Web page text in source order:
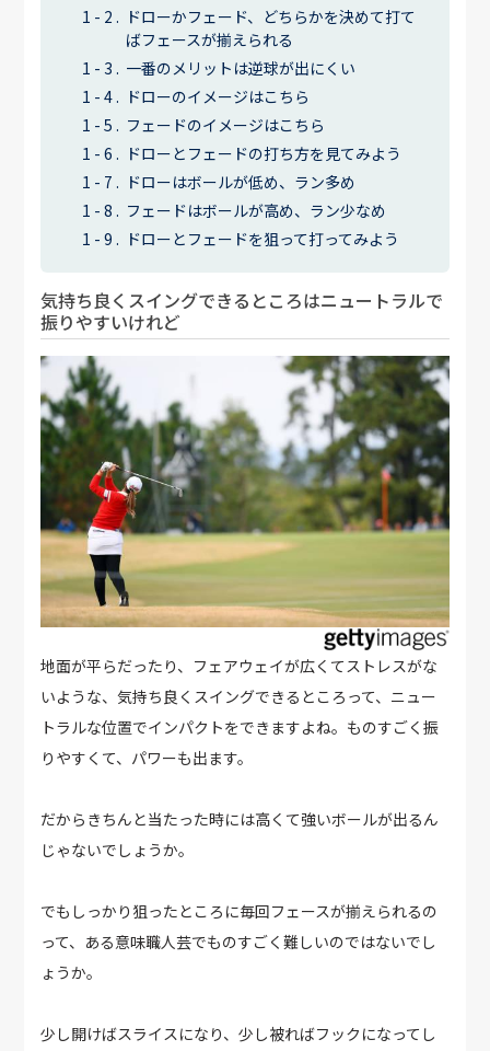
ドローかフェード、どちらかを決めて打て
ばフェースが揃えられる
一番のメリットは逆球が出にくい
ドローのイメージはこちら
フェードのイメージはこちら
ドローとフェードの打ち方を見てみよう
ドローはボールが低め、ラン多め
フェードはボールが高め、ラン少なめ
ドローとフェードを狙って打ってみよう
気持ち良くスイングできるところはニュートラルで
振りやすいけれど
地面が平らだったり、フェアウェイが広くてストレスがな
いような、気持ち良くスイングできるところって、ニュー
トラルな位置でインパクトをできますよね。ものすごく振
りやすくて、パワーも出ます。
だからきちんと当たった時には高くて強いボールが出るん
じゃないでしょうか。
でもしっかり狙ったところに毎回フェースが揃えられるの
って、ある意味職人芸でものすごく難しいのではないでし
ょうか。
少し開けばスライスになり、少し被ればフックになってし